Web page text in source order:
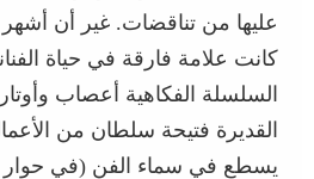
عليها من تناقضات. غير أن
كانت علامة فارقة في حياة
السلسلة الفكاهية أعصاب وأوتار
القديرة فتيحة سلطان من
يسطع في سماء الفن (في حوار